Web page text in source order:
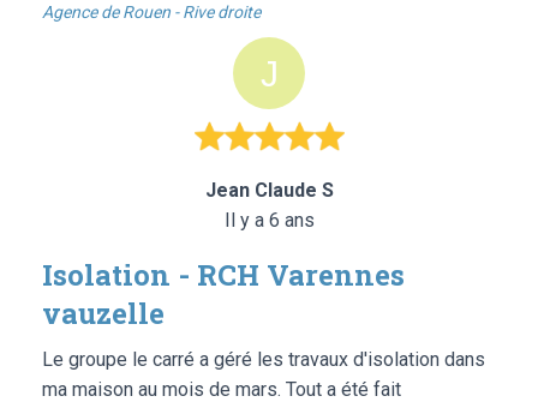
Agence de Rouen - Rive droite
Jean Claude S
Il y a 6 ans
Isolation - RCH Varennes
vauzelle
Le groupe le carré a géré les travaux d'isolation dans
ma maison au mois de mars. Tout a été fait